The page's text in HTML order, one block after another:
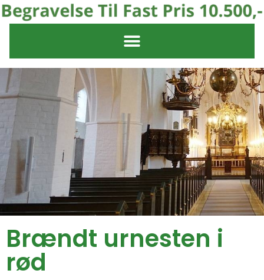
Brændt urnesten i
rød